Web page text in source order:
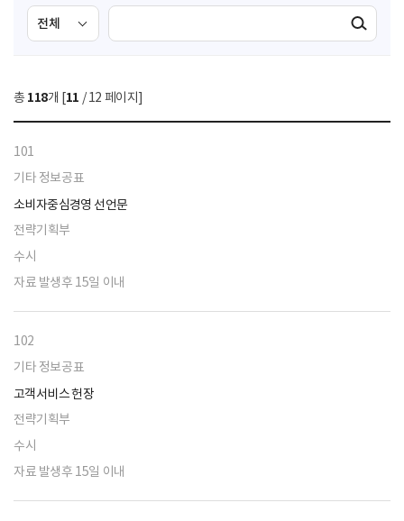
검
색
선
택
색
검색실행
총 118개 [11 / 12 페이지]
101
기타 정보공표
소비자중심경영 선언문
전략기획부
수시
자료 발생후 15일 이내
102
기타 정보공표
고객서비스 헌장
전략기획부
수시
자료 발생후 15일 이내